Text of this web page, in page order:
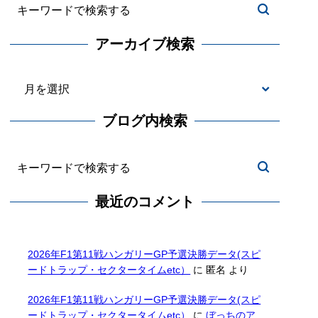
アーカイブ検索
ブログ内検索
最近のコメント
2026年F1第11戦ハンガリーGP予選決勝データ(スピ
ードトラップ・セクタータイムetc）
に 匿名 より
2026年F1第11戦ハンガリーGP予選決勝データ(スピ
ードトラップ・セクタータイムetc）
にぼっちのア